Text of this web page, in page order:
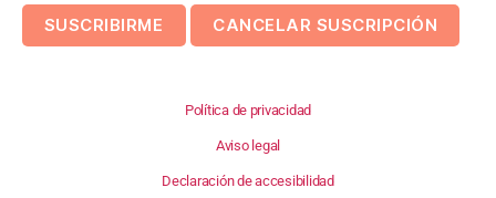
Política de privacidad
Aviso legal
Declaración de accesibilidad